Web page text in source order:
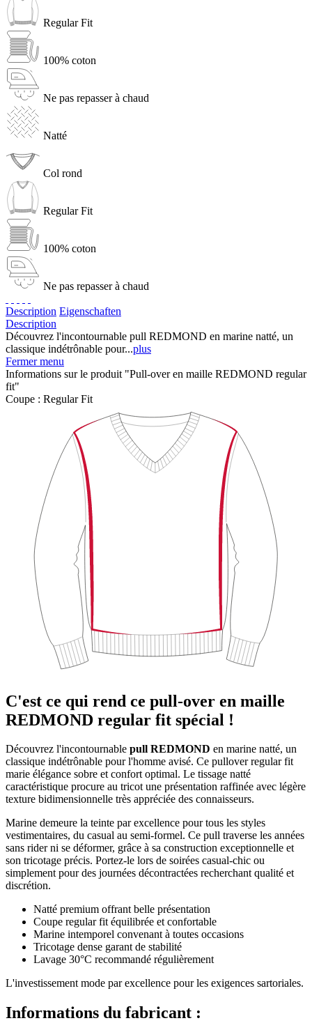
Regular Fit
100% coton
Ne pas repasser à chaud
Natté
Col rond
Regular Fit
100% coton
Ne pas repasser à chaud
Description Eigenschaften
Description
Découvrez l'incontournable pull REDMOND en marine natté, un
classique indétrônable pour...plus
Fermer menu
Informations sur le produit "Pull-over en maille REDMOND regular
fit"
Coupe : Regular Fit
C'est ce qui rend ce pull-over en maille
REDMOND regular fit spécial !
Découvrez l'incontournable pull REDMOND en marine natté, un
classique indétrônable pour l'homme avisé. Ce pullover regular fit
marie élégance sobre et confort optimal. Le tissage natté
caractéristique procure au tricot une présentation raffinée avec légère
texture bidimensionnelle très appréciée des connaisseurs.
Marine demeure la teinte par excellence pour tous les styles
vestimentaires, du casual au semi-formel. Ce pull traverse les années
sans rider ni se déformer, grâce à sa construction exceptionnelle et
son tricotage précis. Portez-le lors de soirées casual-chic ou
simplement pour des journées décontractées recherchant qualité et
discrétion.
Natté premium offrant belle présentation
Coupe regular fit équilibrée et confortable
Marine intemporel convenant à toutes occasions
Tricotage dense garant de stabilité
Lavage 30°C recommandé régulièrement
L'investissement mode par excellence pour les exigences sartoriales.
Informations du fabricant :